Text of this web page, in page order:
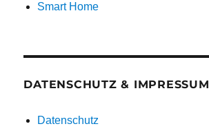
Smart Home
DATENSCHUTZ & IMPRESSUM
Datenschutz